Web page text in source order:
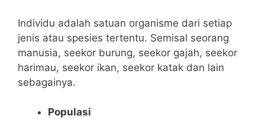
Individu adalah satuan organisme dari setiap
jenis atau spesies tertentu. Semisal seorang
manusia, seekor burung, seekor gajah, seekor
harimau, seekor ikan, seekor katak dan lain
sebagainya.
Populasi